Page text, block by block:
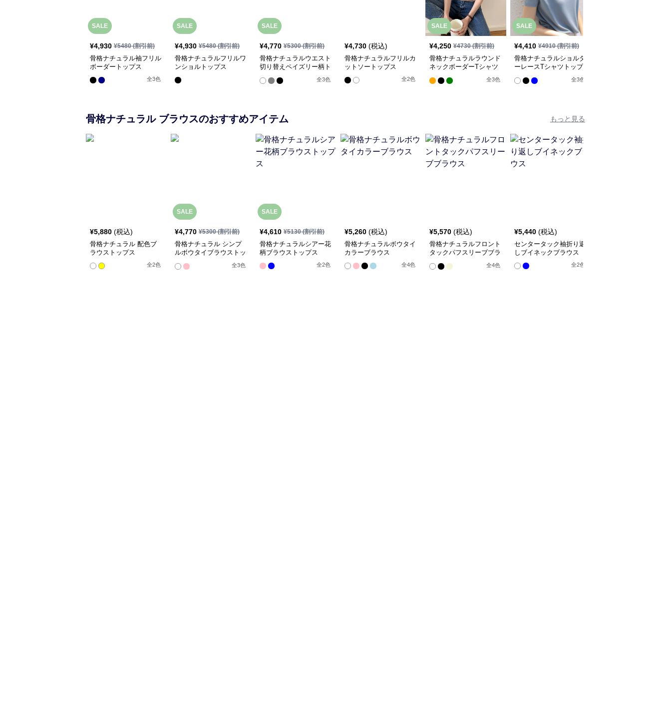
SALE
¥4,930 ¥5480(割引前)
骨格ナチュラル袖フリル
ボーダートップス
全3色
SALE
¥4,930 ¥5480(割引前)
骨格ナチュラルフリルワ
ンショルトップス
SALE
¥4,770 ¥5300(割引前)
骨格ナチュラルウエスト
切り替えペイズリー柄ト
全3色
¥4,730 (税込)
骨格ナチュラルフリルカ
ットソートップス
全2色
SALE
¥4,250 ¥4730(割引前)
骨格ナチュラルラウンド
ネックボーダーTシャツ
全3色
SALE
¥4,410 ¥4910(割引前)
骨格ナチュラルショルダ
ーレースTシャツトップ
全3色
骨格ナチュラル ブラウスのおすすめアイテム もっと見る
¥5,880 (税込)
骨格ナチュラル 配色ブ
ラウストップス
全2色
SALE
¥4,770 ¥5300(割引前)
骨格ナチュラル シンプ
ルボウタイブラウストッ
全3色
SALE
¥4,610 ¥5130(割引前)
骨格ナチュラルシアー花
柄ブラウストップス
全2色
¥5,260 (税込)
骨格ナチュラルボウタイ
カラーブラウス
全4色
¥5,570 (税込)
骨格ナチュラルフロント
タックパフスリーブブラ
全4色
¥5,440 (税込)
センタータック袖折り返
しブイネックブラウス
全2色